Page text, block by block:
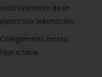
esclusivamente da un
elettricista autorizzato.
Collegamenti: neutro,
fase e terra.